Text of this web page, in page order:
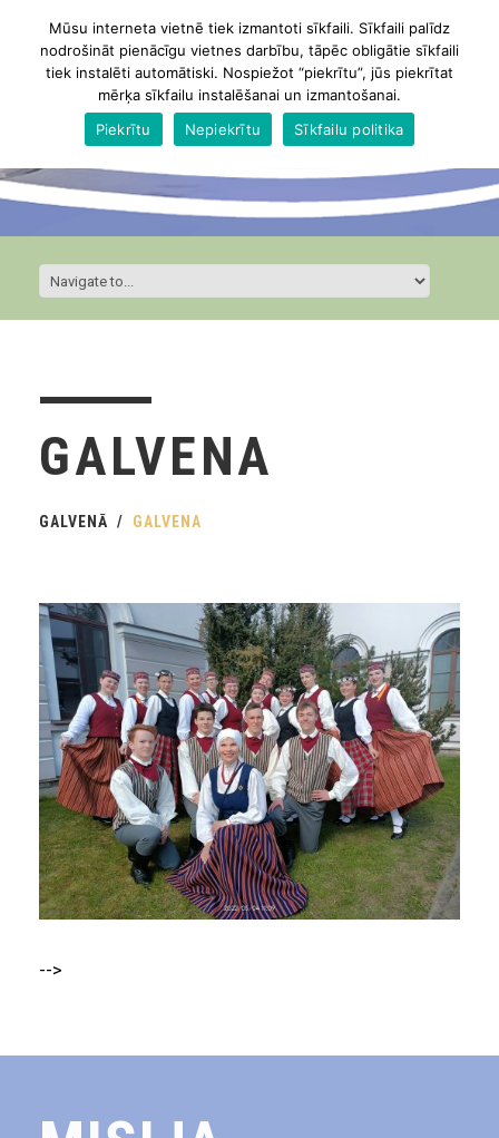
GALVENA
GALVENĀ GALVENA
-->
Mūsu interneta vietnē tiek izmantoti sīkfaili. Sīkfaili palīdz
nodrošināt pienācīgu vietnes darbību, tāpēc obligātie sīkfaili
tiek instalēti automātiski. Nospiežot “piekrītu”, jūs piekrītat
mērķa sīkfailu instalēšanai un izmantošanai.
Piekrītu
Nepiekrītu Sīkfailu politika